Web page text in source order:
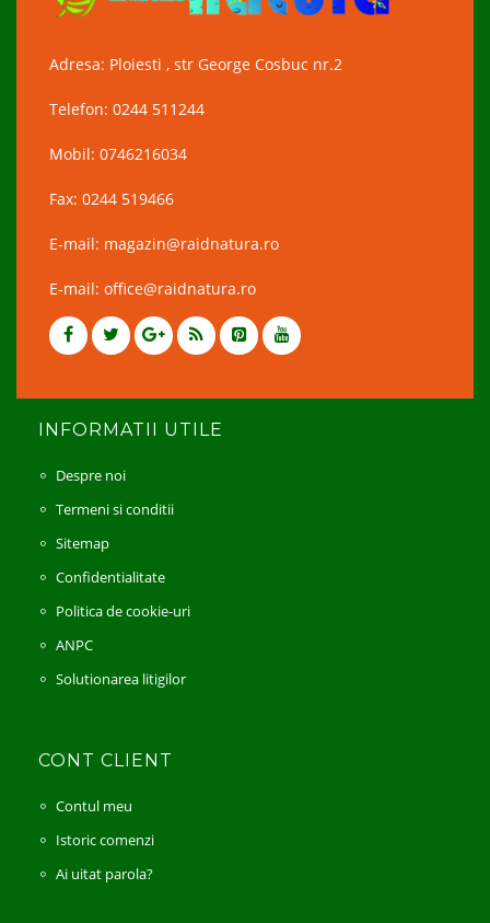
Adresa: Ploiesti , str George Cosbuc nr.2
Telefon: 0244 511244
Mobil: 0746216034
Fax: 0244 519466
E-mail: magazin@raidnatura.ro
E-mail: office@raidnatura.ro
INFORMATII UTILE
Despre noi
Termeni si conditii
Sitemap
Confidentialitate
Politica de cookie-uri
ANPC
Solutionarea litigilor
CONT CLIENT
Contul meu
Istoric comenzi
Ai uitat parola?